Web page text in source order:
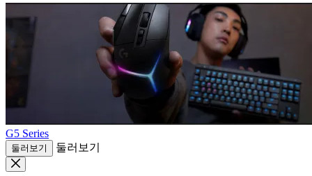
G5 Series
둘러보기 둘러보기